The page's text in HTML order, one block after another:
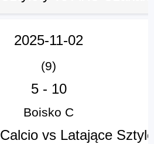
2025-11-02
(9)
5- 10
Boisko C
vs Latające